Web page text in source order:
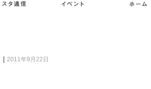
| 2011年9月22日